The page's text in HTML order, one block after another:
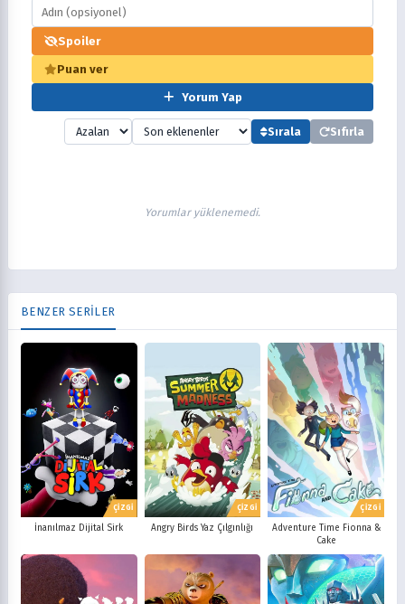
Spoiler
Puan ver
Yorum Yap
Sırala Sıfırla
Yorumlar yüklenemedi.
BENZER SERİLER
ÇİZGİ
İnanılmaz Dijital Sirk
ÇİZGİ
Angry Birds Yaz Çılgınlığı
ÇİZGİ
Adventure Time Fionna &
Cake